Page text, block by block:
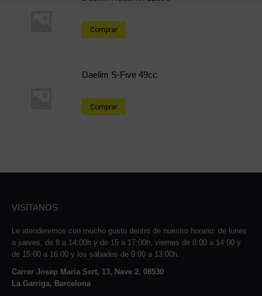
Comprar
Daelim S-Five 49cc
Comprar
VISÍTANOS
Le atenderemos con mucho gusto dentro de nuestro horario: de lunes
a jueves, de 8 a 14:00h y de 15 a 17:00h, viernes de 8:00 a 14:00 y
de 15:00 a 16:00 y los sábados de 9:00 a 13:00h.
Carrer Josep Maria Sert, 13, Nave 2, 08530
La Garriga, Barcelona